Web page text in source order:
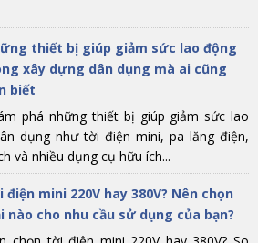
thiết bị giúp giảm sức lao động
xây dựng dân dụng mà ai cũng
biết
phá những thiết bị giúp giảm sức lao
dụng như tời điện mini, pa lăng điện,
và nhiều dụng cụ hữu ích...
điện mini 220V hay 380V? Nên chọn
nào cho nhu cầu sử dụng của bạn?